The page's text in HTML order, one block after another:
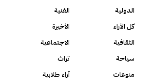
الدولية
الفنية
كل الآراء
الأخيرة
الثقافية
الاجتماعية
سياحة
تراث
منوعات آراء طلابية